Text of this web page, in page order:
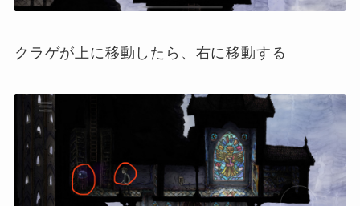
クラゲが上に移動したら、右に移動する